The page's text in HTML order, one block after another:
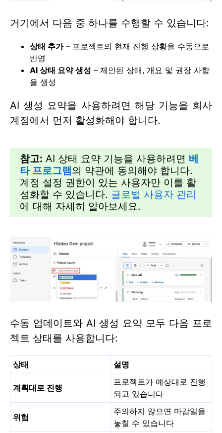
거기에서 다음 중 하나를 수행할 수 있습니다:
상태 추가– 프로젝트의 현재 진행 상황을 수동으로
반영
AI 상태 요약 생성 – 제안된 상태, 개요 및 권장 사항
을 생성
AI 생성 요약을 사용하려면 해당 기능을 회사
계정에서 먼저 활성화해야 합니다.
참고: AI 상태 요약 기능을 사용하려면 베
타 프로그램의 약관에 동의해야 합니다.
계정 설정 권한이 있는 사용자만 이를 활
성화할 수 있습니다. 글로벌 사용자 관리
에 대해 자세히 알아보세요.
수동 업데이트와 AI 생성 요약 모두 다음 프로
젝트 상태를 사용합니다:
상태 설명
계획대로 진행
프로젝트가 예상대로 진행
되고 있습니다
위험
주의하지 않으면 마감일을
놓칠 수 있습니다